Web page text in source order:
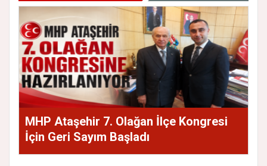
MHP Ataşehir 7. Olağan İlçe Kongresi
İçin Geri Sayım Başladı